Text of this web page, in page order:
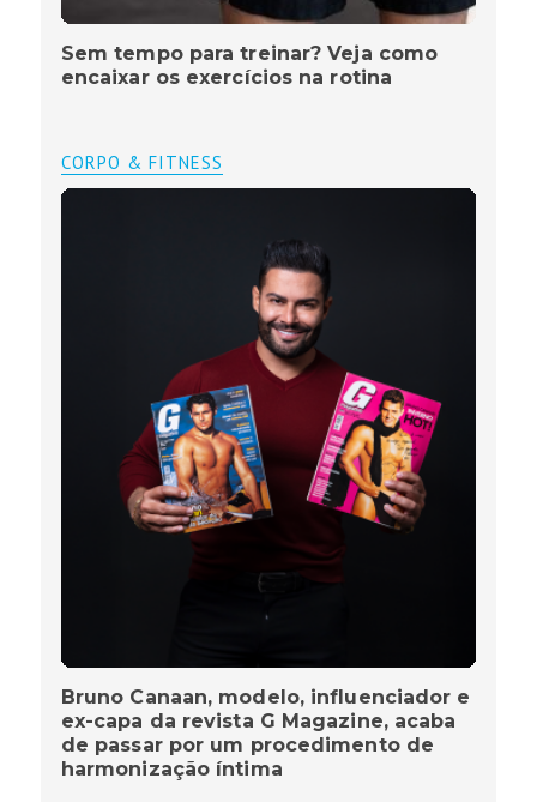
Sem tempo para treinar? Veja como
encaixar os exercícios na rotina
CORPO & FITNESS
Bruno Canaan, modelo, influenciador e
ex-capa da revista G Magazine, acaba
de passar por um procedimento de
harmonização íntima